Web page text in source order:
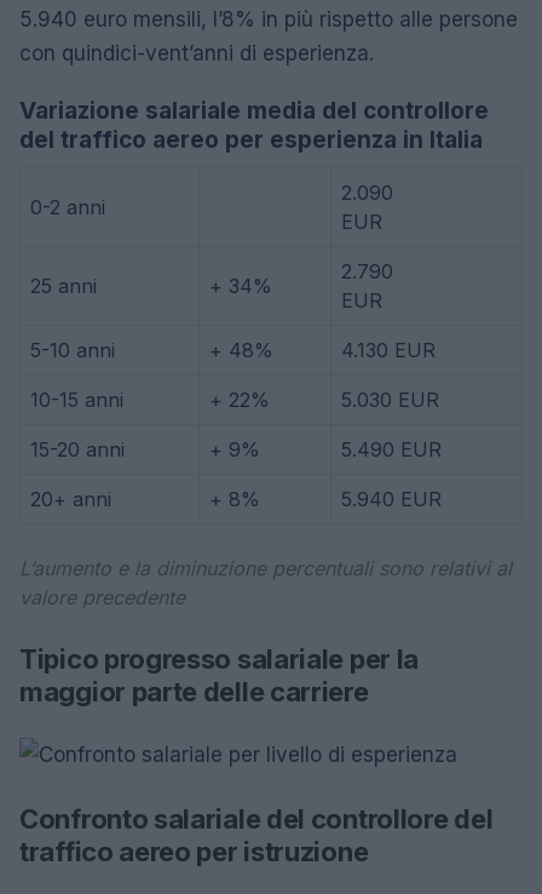
5.940 euro mensili, l’8% in più rispetto alle persone
con quindici-vent’anni di esperienza.
Variazione salariale media del controllore
del traffico aereo per esperienza in Italia
0-2 anni
2.090
EUR
25 anni + 34%
2.790
EUR
5-10 anni + 48% 4.130 EUR
10-15 anni + 22% 5.030 EUR
15-20 anni + 9% 5.490 EUR
20+ anni + 8% 5.940 EUR
L’aumento e la diminuzione percentuali sono relativi al
valore precedente
Tipico progresso salariale per la
maggior parte delle carriere
Confronto salariale del controllore del
traffico aereo per istruzione